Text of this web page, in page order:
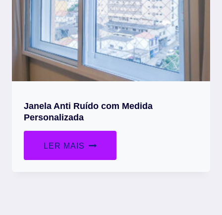
Janela Anti Ruído com Medida
Personalizada
LER MAIS